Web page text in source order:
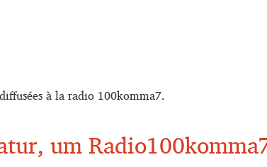
à la radio 100komma7.
um